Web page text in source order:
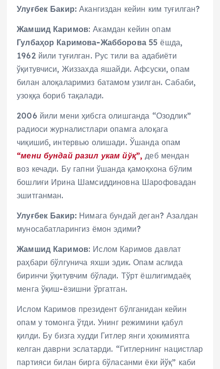
Улуғбек Бакир:Акангиздан кейин ким туғилган?
Жамшид Каримов: Акамдан кейин опам
Гулбаҳор Каримова-Жабборова55 ёшда,
1962 йили туғилган. Рус тили ва адабиёти
ўқитувчиси, Жиззахда яшайди. Афсуски, опам
билан алоқаларимиз батамом узилган. Сабаби,
узоққа бориб тақалади.
2006 йили мени ҳибсга олишганда “Озодлик”
радиоси журналистлари опамга алоқага
чиқишиб, интервью олишади. Ўшанда опам
“мени бундай разил укам йўқ”, деб мендан
воз кечади. Бу гапни ўшанда қамоқхона бўлим
бошлиғи Ирина Шамсиддиновна Шарофовадан
эшитганман.
Улуғбек Бакир: Нимага бундай деган? Азалдан
муносабатларингиз ёмон эдими?
Жамшид Каримов: Ислом Каримов давлат
раҳбари бўлгунича яхши эдик. Опам аслида
биринчи ўқитувчим бўлади. Тўрт ёшлигимдаёқ
менга ўқиш-ёзишни ўргатган.
Ислом Каримов президент бўлганидан кейин
опам у томонга ўтди. Унинг режимини қабул
қилди. Бу бизга худди Гитлер янги ҳокимиятга
келган даврни эслатарди. “Гитлернинг нацистлар
партияси билан бирга бўласанми ёки йўқ” каби